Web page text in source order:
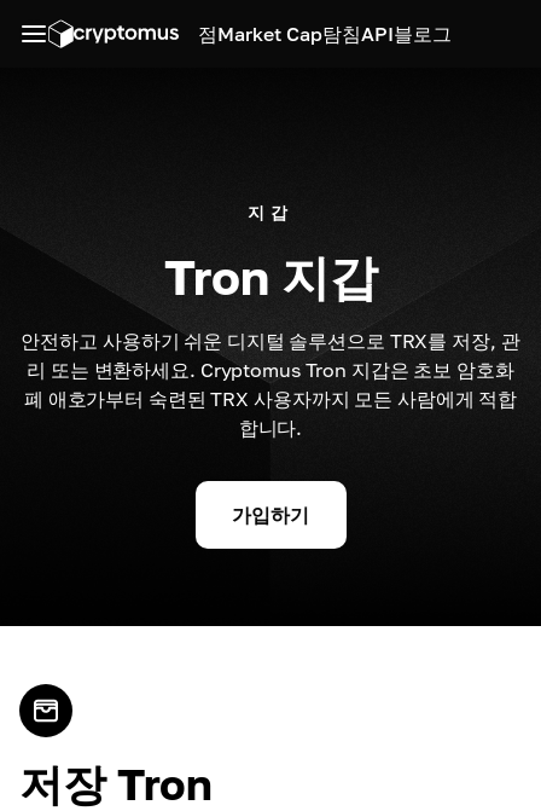
점Market Cap탐침API블로그
지갑
Tron 지갑
안전하고 사용하기 쉬운 디지털 솔루션으로 TRX를 저장, 관
리 또는 변환하세요. Cryptomus Tron 지갑은 초보 암호화
폐 애호가부터 숙련된 TRX 사용자까지 모든 사람에게 적합
합니다.
가입하기
저장 Tron